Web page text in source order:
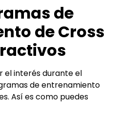
de
de Cross
el interés durante el
de entrenamiento
Así es como puedes